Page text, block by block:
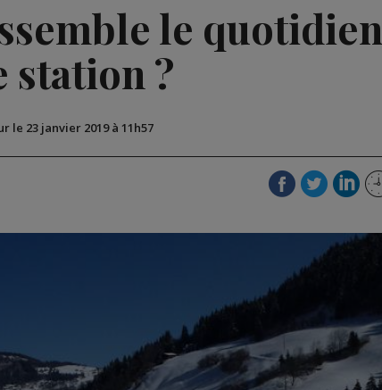
le quotidien
station ?
le 23 janvier 2019 à 11h57